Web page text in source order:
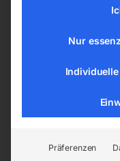
Ähnliche
Nur
Präferenzen